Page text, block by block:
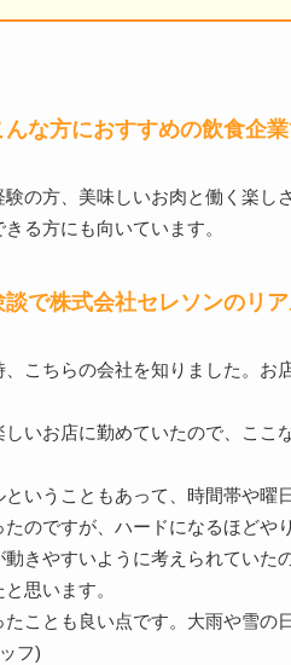
な方におすすめの飲食企
の方、美味しいお肉と働く楽し
る方にも向いています。
で株式会社セレソンのリ
こちらの会社を知りました。お
いお店に勤めていたので、ここ
いうこともあって、時間帯や曜
のですが、ハードになるほどや
きやすいように考えられていた
思います。
ことも良い点です。大雨や雪の
フ)